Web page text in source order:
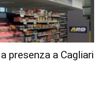
presenza a Cagliari